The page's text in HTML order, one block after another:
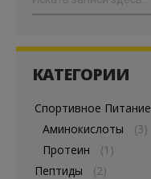
КАТЕГОРИИ
Спортивное Питание
Аминокислоты
(3)
Протеин
(1)
Пептиды
(2)